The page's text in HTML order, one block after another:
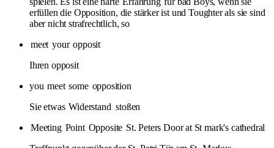
erfüllen die Opposition, die stärker ist und Toughter als sie sind
aber nicht strafrechtlich, so
meet your opposit
Ihren opposit
you meet some opposition
Sie etwas Widerstand stoßen
Meeting Point Opposite St. Peters Door at St mark's cathedral